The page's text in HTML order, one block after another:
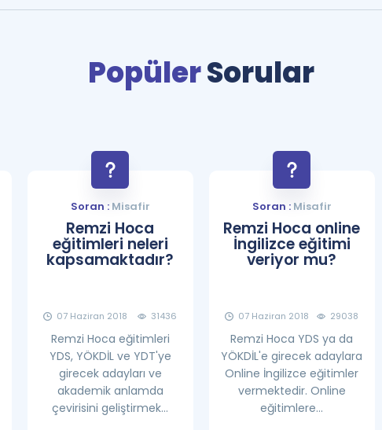
PopülerSorular
Soran :Misafir
Remzi Hoca
eğitimleri neleri
kapsamaktadır?
07 Haziran 2018 31436
Remzi Hoca eğitimleri
YDS, YÖKDİL ve YDT'ye
girecek adayları ve
akademik anlamda
çevirisini geliştirmek...
Soran :Misafir
Remzi Hoca online
İngilizce eğitimi
veriyor mu?
07 Haziran 2018 29038
Remzi Hoca YDS ya da
YÖKDİL'e girecek adaylara
Online İngilizce eğitimler
vermektedir. Online
eğitimlere...